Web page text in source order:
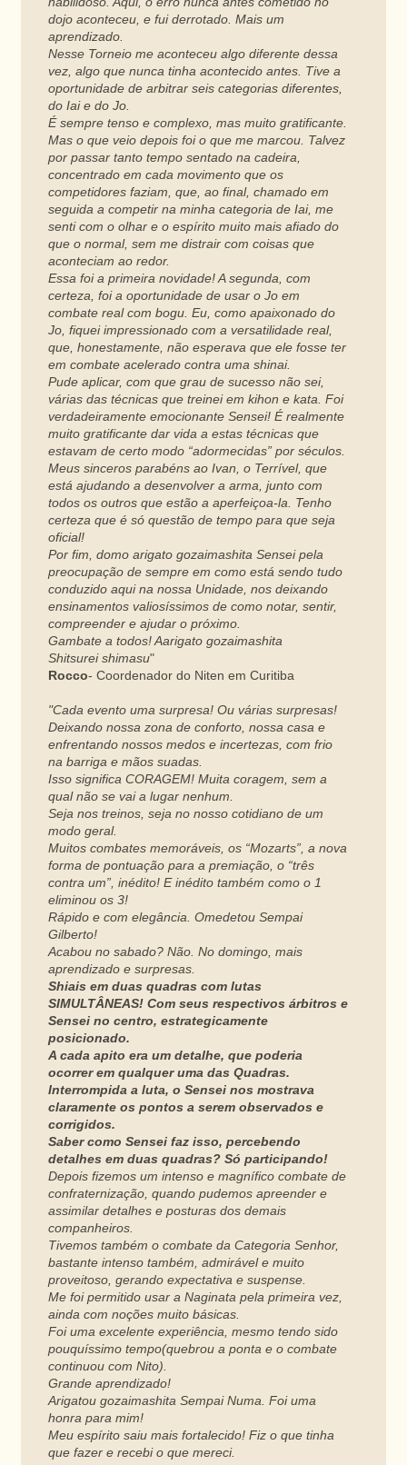
dojo aconteceu, e fui derrotado. Mais um
aprendizado.
Nesse Torneio me aconteceu algo diferente dessa
vez, algo que nunca tinha acontecido antes. Tive a
oportunidade de arbitrar seis categorias diferentes,
do Iai e do Jo.
É sempre tenso e complexo, mas muito gratificante.
Mas o que veio depois foi o que me marcou. Talvez
por passar tanto tempo sentado na cadeira,
concentrado em cada movimento que os
competidores faziam, que, ao final, chamado em
seguida a competir na minha categoria de Iai, me
senti com o olhar e o espírito muito mais afiado do
que o normal, sem me distrair com coisas que
aconteciam ao redor.
Essa foi a primeira novidade! A segunda, com
certeza, foi a oportunidade de usar o Jo em
combate real com bogu. Eu, como apaixonado do
Jo, fiquei impressionado com a versatilidade real,
que, honestamente, não esperava que ele fosse ter
em combate acelerado contra uma shinai.
Pude aplicar, com que grau de sucesso não sei,
várias das técnicas que treinei em kihon e kata. Foi
verdadeiramente emocionante Sensei! É realmente
muito gratificante dar vida a estas técnicas que
estavam de certo modo “adormecidas” por séculos.
Meus sinceros parabéns ao Ivan, o Terrível, que
está ajudando a desenvolver a arma, junto com
todos os outros que estão a aperfeiçoa-la. Tenho
certeza que é só questão de tempo para que seja
oficial!
Por fim, domo arigato gozaimashita Sensei pela
preocupação de sempre em como está sendo tudo
conduzido aqui na nossa Unidade, nos deixando
ensinamentos valiosíssimos de como notar, sentir,
compreender e ajudar o próximo.
Gambate a todos! Aarigato gozaimashita
Shitsurei shimasu"
Rocco- Coordenador do Niten em Curitiba
"Cada evento uma surpresa! Ou várias surpresas!
Deixando nossa zona de conforto, nossa casa e
enfrentando nossos medos e incertezas, com frio
na barriga e mãos suadas.
Isso significa CORAGEM! Muita coragem, sem a
qual não se vai a lugar nenhum.
Seja nos treinos, seja no nosso cotidiano de um
modo geral.
Muitos combates memoráveis, os “Mozarts”, a nova
forma de pontuação para a premiação, o “três
contra um”, inédito! E inédito também como o 1
eliminou os 3!
Rápido e com elegância. Omedetou Sempai
Gilberto!
Acabou no sabado? Não. No domingo, mais
aprendizado e surpresas.
Shiais em duas quadras com lutas
SIMULTÂNEAS! Com seus respectivos árbitros e
Sensei no centro, estrategicamente
posicionado.
A cada apito era um detalhe, que poderia
ocorrer em qualquer uma das Quadras.
Interrompida a luta, o Sensei nos mostrava
claramente os pontos a serem observados e
corrigidos.
Saber como Sensei faz isso, percebendo
detalhes em duas quadras? Só participando!
Depois fizemos um intenso e magnífico combate de
confraternização, quando pudemos apreender e
assimilar detalhes e posturas dos demais
companheiros.
Tivemos também o combate da Categoria Senhor,
bastante intenso também, admirável e muito
proveitoso, gerando expectativa e suspense.
Me foi permitido usar a Naginata pela primeira vez,
ainda com noções muito básicas.
Foi uma excelente experiência, mesmo tendo sido
pouquíssimo tempo(quebrou a ponta e o combate
continuou com Nito).
Grande aprendizado!
Arigatou gozaimashita Sempai Numa. Foi uma
honra para mim!
Meu espírito saiu mais fortalecido! Fiz o que tinha
que fazer e recebi o que mereci.